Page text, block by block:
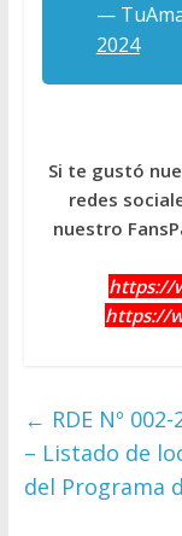
—
2024
Si te gustó
redes
nuestro
https://
https://
← RDE Nº
– Listado de
del Programa